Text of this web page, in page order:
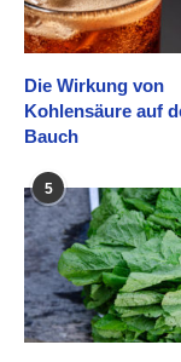
Die Wirkung von
Kohlensäure auf
Bauch
5